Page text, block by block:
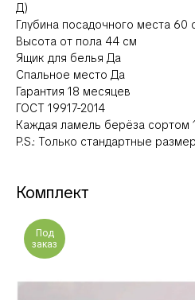
Д)
Глубина посадочного места 60
Высота от пола 44 см
Ящик для белья Да
Спальное место Да
Гарантия 18 месяцев
ГОСТ 19917-2014
Каждая ламель берёза сортом
P.S.: Только стандартные
Комплект
Под
заказ